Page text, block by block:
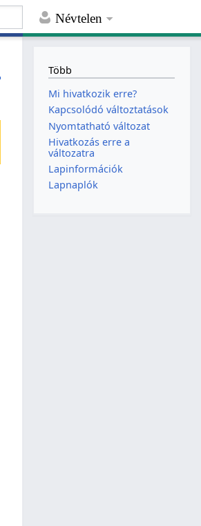
Névtelen
Több
Mi hivatkozik erre?
Kapcsolódó változtatások
Nyomtatható változat
Hivatkozás erre a
változatra
Lapinformációk
Lapnaplók